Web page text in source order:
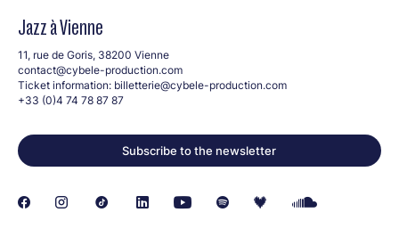
Jazz à Vienne
11, rue de Goris, 38200 Vienne
contact@cybele-production.com
Ticket information: billetterie@cybele-production.com
+33 (0)4 74 78 87 87
Subscribe to the newsletter